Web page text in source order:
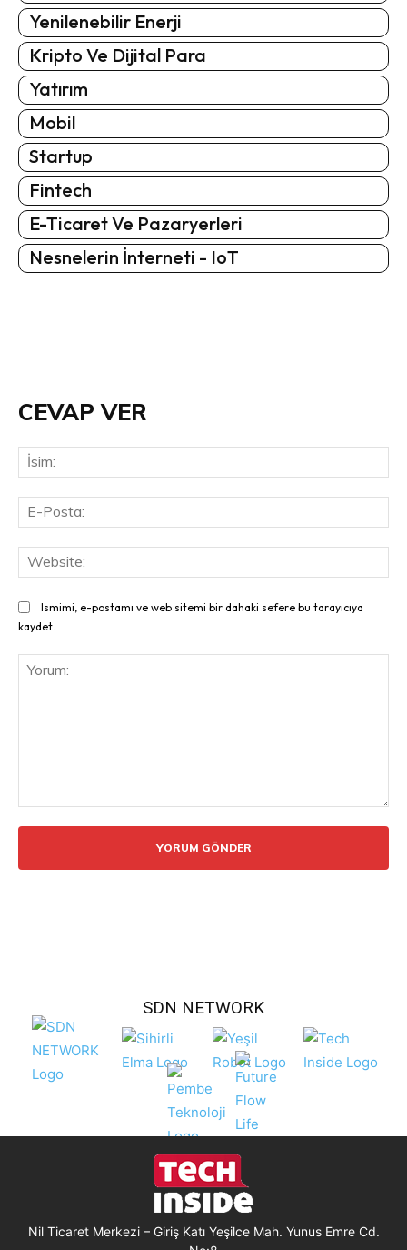
Yenilenebilir Enerji
Kripto Ve Dijital Para
Yatırım
Mobil
Startup
Fintech
E-Ticaret Ve Pazaryerleri
Nesnelerin İnterneti - IoT
CEVAP VER
Ismimi, e-postamı ve web sitemi bir dahaki sefere bu tarayıcıya
kaydet.
SDN NETWORK
Nil Ticaret Merkezi – Giriş Katı Yeşilce Mah. Yunus Emre Cd.